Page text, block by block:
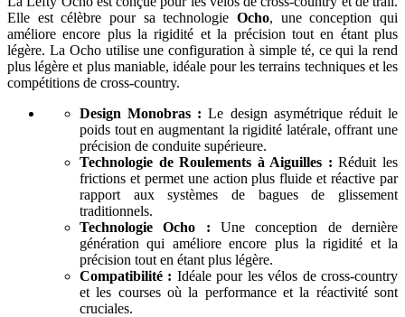
Elle est célèbre pour sa technologie Ocho, une conception qui
améliore encore plus la rigidité et la précision tout en étant plus
légère. La Ocho utilise une configuration à simple té, ce qui la rend
plus légère et plus maniable, idéale pour les terrains techniques et les
compétitions de cross-country.
Design Monobras : Le design asymétrique réduit le
poids tout en augmentant la rigidité latérale, offrant une
précision de conduite supérieure.
Technologie de Roulements à Aiguilles : Réduit les
frictions et permet une action plus fluide et réactive par
rapport aux systèmes de bagues de glissement
traditionnels.
Technologie Ocho : Une conception de dernière
génération qui améliore encore plus la rigidité et la
précision tout en étant plus légère.
Compatibilité : Idéale pour les vélos de cross-country
et les courses où la performance et la réactivité sont
cruciales.